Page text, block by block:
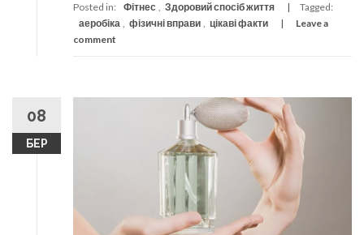
Posted in: Фітнес , Здоровий спосіб життя
Tagged:
аеробіка , фізичні вправи , цікаві факти
Leave a
comment
08
БЕР